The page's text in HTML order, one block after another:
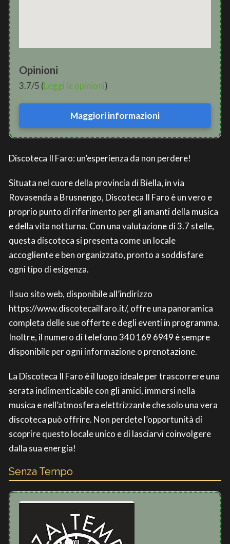
Opinioni
3.7/5 (Leggi le opinioni)
Maggiori informazioni
Discoteca Il Faro: un’esperienza da non perdere!
Situata nel cuore della provincia di Biella, in via
Rovasenda a Brusnengo, Discoteca Il Faro è un vero e
proprio punto di riferimento per gli amanti della musica
e della vita notturna. Con una valutazione di 3.7 stelle,
questa discoteca si presenta come un locale
accogliente e ben organizzato, pronto a soddisfare
ogni tipo di esigenza.
Il suo sito web, disponibile all’indirizzo
https://www.discotecailfaro.it/, offre una panoramica
completa delle sue offerte e degli eventi in programma.
Inoltre, il numero di telefono 340 169 6949 è sempre
disponibile per ogni informazione o prenotazione.
La Discoteca Il Faro è il luogo ideale per trascorrere una
serata indimenticabile con gli amici, immersi nella
musica e nell’atmosfera elettrizzante che solo una vera
discoteca può offrire. Non perdete l’opportunità di
scoprire questo locale unico e di lasciarvi coinvolgere
dalla sua energia!
Senza Tempo